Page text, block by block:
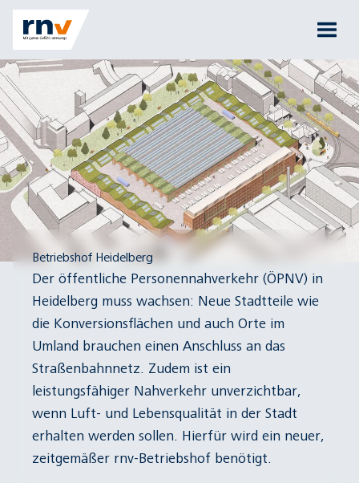
Betriebshof Heidelberg
Der öffentliche Personennahverkehr (ÖPNV) in
Heidelberg muss wachsen: Neue Stadtteile wie
die Konversionsflächen und auch Orte im
Umland brauchen einen Anschluss an das
Straßenbahnnetz. Zudem ist ein
leistungsfähiger Nahverkehr unverzichtbar,
wenn Luft- und Lebensqualität in der Stadt
erhalten werden sollen. Hierfür wird ein neuer,
zeitgemäßer rnv-Betriebshof benötigt.